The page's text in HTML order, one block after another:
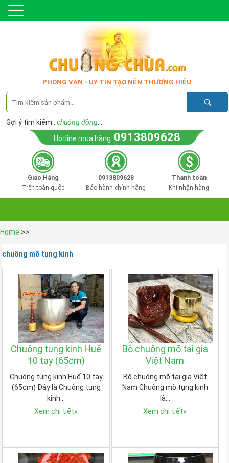
PHONG VÂN - UY TÍN TẠO NÊN THƯƠNG HIỆU
Gợi ý tìm kiếm : chuông đồng
Hotline mua hàng: 0913809628
Giao Hàng
Trên toàn quốc
0913809628
Bảo hành chính hãng
Thanh toán
Khi nhận hàng
Home >>
chuông mõ tụng kinh
Chuông tụng kinh Huế
10 tay (65cm)
Chuông tụng kinh Huế 10 tay
(65cm) Đây là Chuông tụng
kinh…
Xem chi tiết»
Bộ chuông mõ tại gia
Việt Nam
Bộ chuông mõ tại gia Việt
Nam Chuông mõ tụng kinh
là…
Xem chi tiết»